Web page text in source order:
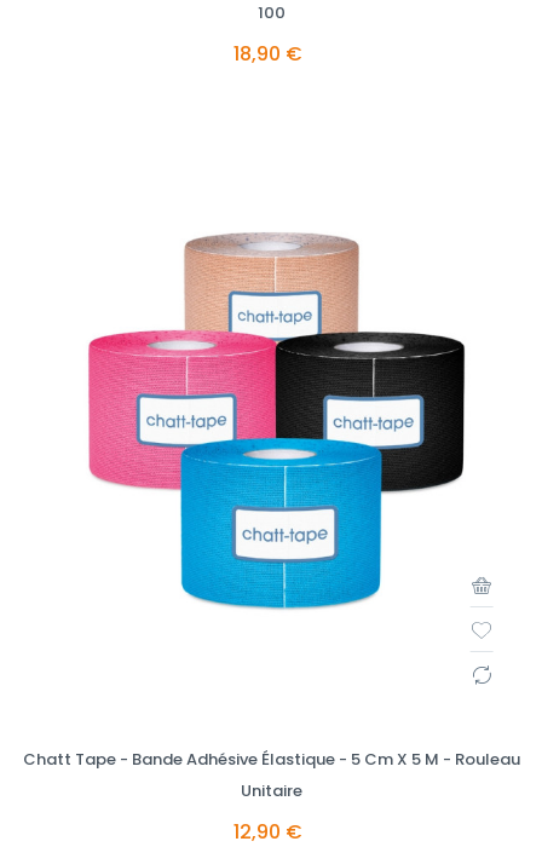
100
18,90 €
Chatt Tape - Bande Adhésive Élastique - 5 Cm X 5 M - Rouleau
Unitaire
12,90 €